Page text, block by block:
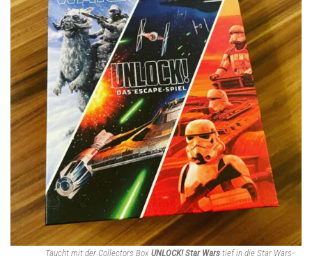
Taucht mit der Collectors Box UNLOCK! Star Wars tief in die Star Wars-